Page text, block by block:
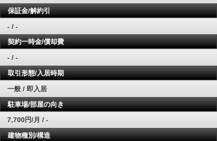
保証金/解約引
- / -
契約一時金/償却費
- / -
取引形態/入居時期
一般 / 即入居
駐車場/部屋の向き
7,700円/月 / -
建物種別/構造